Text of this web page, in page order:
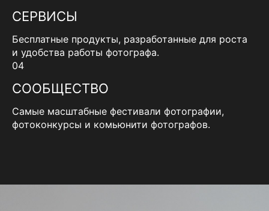
СЕРВИСЫ
Бесплатные продукты, разработанные для роста
и удобства работы фотографа.
04
СООБЩЕСТВО
Самые масштабные фестивали фотографии,
фотоконкурсы и комьюнити фотографов.